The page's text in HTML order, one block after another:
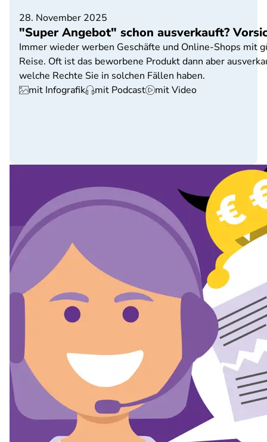
28. November 2025
"Super Angebot" schon ausverkauft?
Immer wieder werben Geschäfte und Online-Shops
Reise. Oft ist das beworbene Produkt dann aber
welche Rechte Sie in solchen Fällen haben.
mit Infografik
mit Podcast mit Video